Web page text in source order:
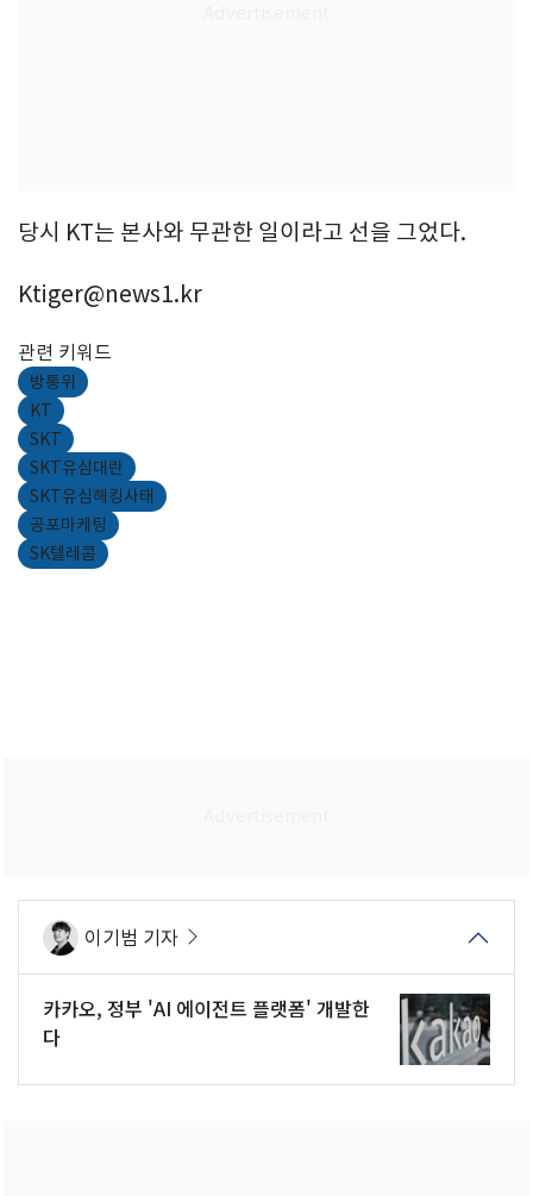
당시 KT는 본사와 무관한 일이라고 선을 그었다.
Ktiger@news1.kr
관련 키워드
방통위
KT
SKT
SKT유심대란
SKT유심해킹사태
공포마케팅
SK텔레콤
이기범 기자
카카오, 정부 'AI 에이전트 플랫폼' 개발한
다